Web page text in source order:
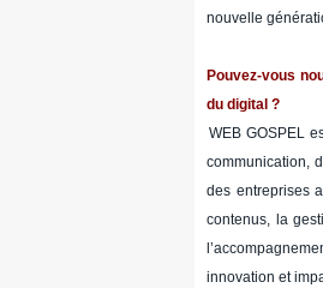
nouvelle
Pouvez-vous
du digital ?
WEB GOSPEL
communication,
des entreprises
contenus, la
innovation et